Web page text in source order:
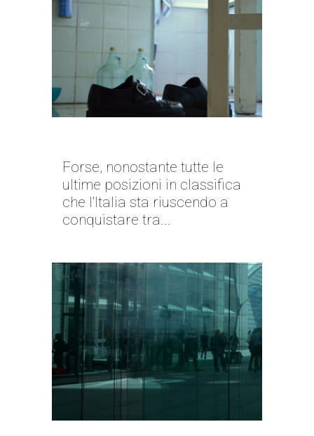
Forse, nonostante tutte le
ultime posizioni in classifica
che l'Italia sta riuscendo a
conquistare tra...